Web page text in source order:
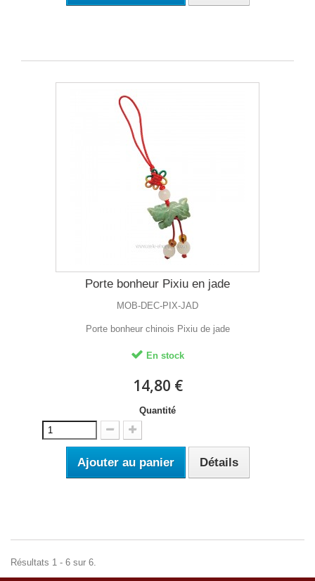
Porte bonheur Pixiu en jade
MOB-DEC-PIX-JAD
Porte bonheur chinois Pixiu de jade
En stock
14,80 €
Quantité
Ajouter au panier Détails
Résultats 1 - 6 sur 6.